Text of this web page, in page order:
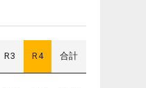
R3 R4 合計